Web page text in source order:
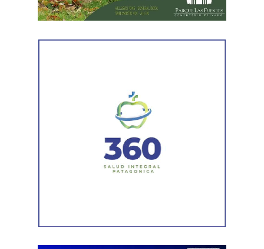
Durante el procedimiento, el personal encontró el teléfono
correspondiente para acreditar su propiedad. Además,